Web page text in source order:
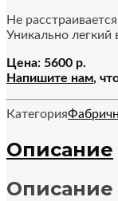
Не
Уникально легкий
Цена: 5600 р.
Напишите нам,
Категория
Описание
Описание